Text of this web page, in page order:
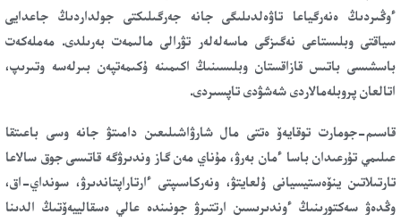
ءوڭىردىڭ ەنەرگياعا تاۋەلدىلىگى جانە جەرگىلىكتى جولداردىڭ جاعدايى
سياقتى وبلىستاعى نەگىزگى ماسەلەلەر تۋرالى مالىمەت بەرىلدى. مەملەكەت
باسشىسى باتىس قازاقستان وبلىسىنىڭ اكىمىنە ۇكىمەتپەن بىرلەسە وتىرىپ،
اتالعان پروبلەمالاردى شەشۋدى تاپسىردى.
قاسىم-جومارت توقايەۆ ەتتى مال شارۋاشىلىعىن دامىتۋ جانە وسى باعىتقا
عىلىمي تۇرعىدان باسا ءمان بەرۋ، مۇناي مەن گاز وندىرۋگە قاتىسى جوق سالاعا
تارتىلاتىن ينۆەستيسيانى ۇلعايتۋ، ونەركاسىپتى ءارتاراپتاندىرۋ، سونداي-اق،
وڭدەۋ سەكتورىنىڭ ءوندىرىسىن ارتتىرۋ جونىندە عالي ەسقالييەۆتىڭ الدىنا